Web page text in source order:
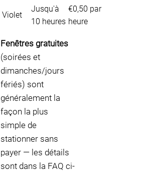
Violet
Jusqu'à
10 heures
€0,50 par
heure
Fenêtres gratuites
(soirées et
dimanches/jours
fériés) sont
généralement la
façon la plus
simple de
stationner sans
payer — les détails
sont dans la FAQ ci-